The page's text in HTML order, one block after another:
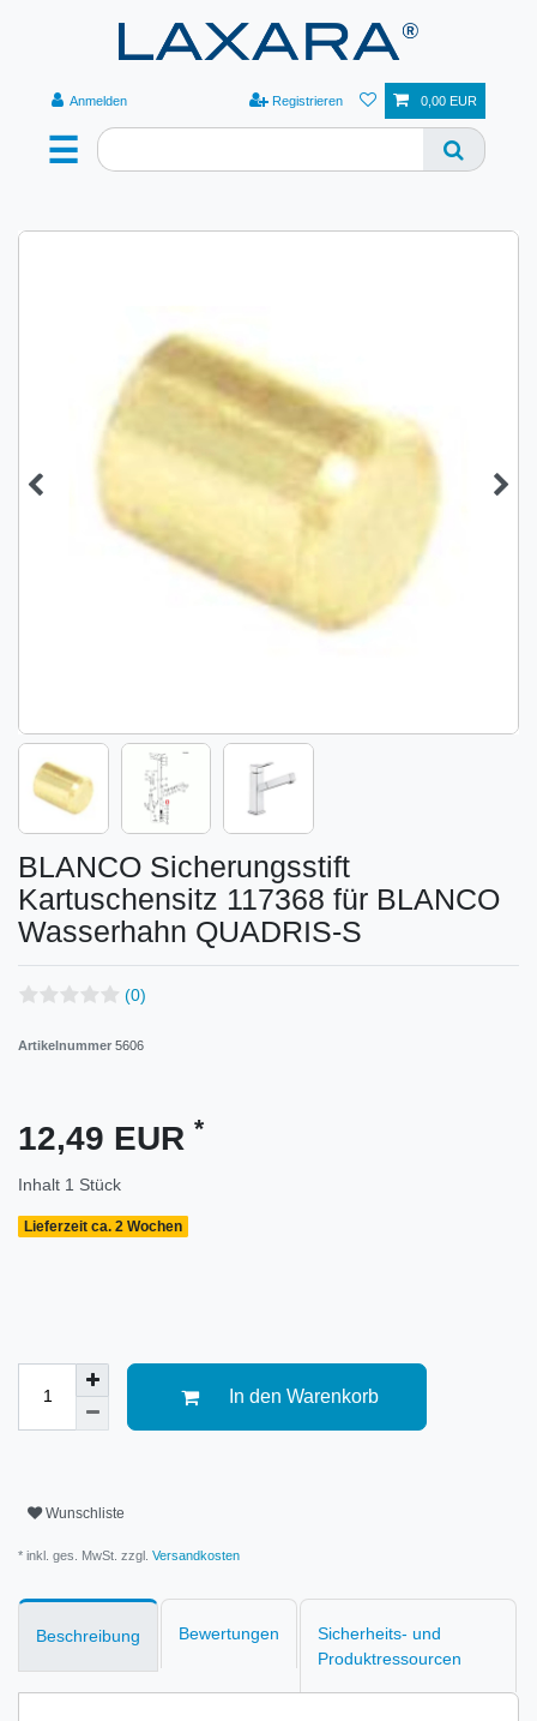
☰
Anmelden Registrieren 0,00 EUR
BLANCO Sicherungsstift
Kartuschensitz 117368 für BLANCO
Wasserhahn QUADRIS-S
(0)
Artikelnummer 5606
12,49 EUR *
Inhalt 1 Stück
Lieferzeit ca. 2 Wochen
In den Warenkorb
Wunschliste
* inkl. ges. MwSt. zzgl. Versandkosten
Beschreibung Bewertungen
Sicherheits- und
Produktressourcen